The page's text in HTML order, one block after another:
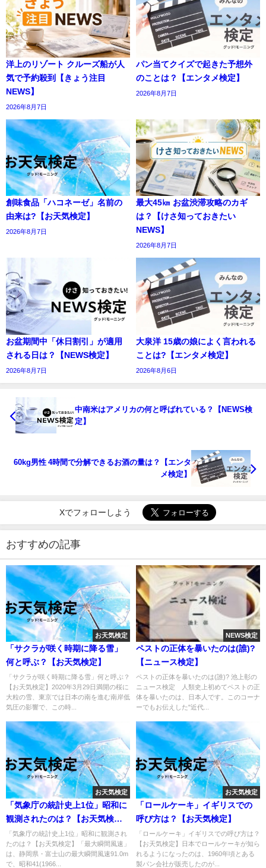
洋上のリゾート クルーズ船が人
気で予約殺到【きょう注目
NEWS】
2026年8月7日
パン当てクイズで起きた予想外
のことは？【エンタメ検定】
2026年8月7日
創味食品「ハコネーゼ」名前の
由来は?【お天気検定】
2026年8月7日
最大45㎞ お盆渋滞攻略のカギ
は？【けさ知っておきたい
NEWS】
2026年8月7日
お盆期間中「休日割引」が適用
される日は？【NEWS検定】
2026年8月7日
大泉洋 15歳の娘によく言われる
ことは?【エンタメ検定】
2026年8月6日
中南米はアメリカの何と呼ばれている？【NEWS検
定】
60kg男性 4時間で分解できるお酒の量は？【エンタ
メ検定】
Xでフォローしよう
おすすめの記事
お天気検定
「サクラが咲く時期に降る雪」
何と呼ぶ？【お天気検定】
「サクラが咲く時期に降る雪」何と呼ぶ？
【お天気検定】2020年3月29日満開の桜に
大粒の雪、東京では日本の南を進む南岸低
気圧の影響で、この時...
NEWS検定
ペストの正体を暴いたのは(誰)?
【ニュース検定】
ペストの正体を暴いたのは(誰)? 池上彰の
ニュース検定 人類史上初めてペストの正
体を暴いたのは、日本人です。このコーナ
ーでもお伝えした"近代...
お天気検定
「気象庁の統計史上1位」昭和に
観測されたのは？【お天気検
定】
「気象庁の統計史上1位」昭和に観測され
たのは？【お天気検定】「最大瞬間風速」
は、静岡県・富士山の最大瞬間風速91.0m
で、昭和41(1966...
お天気検定
「ロールケーキ」イギリスでの
呼び方は？【お天気検定】
「ロールケーキ」イギリスでの呼び方は？
【お天気検定】日本でロールケーキが知ら
れるようになったのは、1960年頃とある
製パン会社が販売したのが...